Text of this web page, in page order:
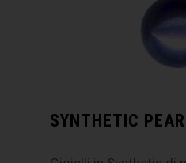
SYNTHETIC